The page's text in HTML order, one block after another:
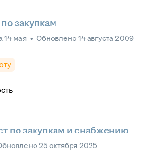
закупкам
14 мая • Обновлено 14 августа 2009
по закупкам и снабжению
25 октября 2025